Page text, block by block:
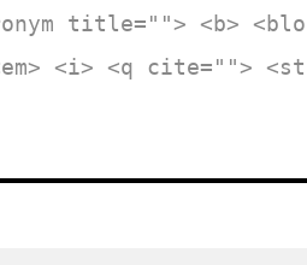
title=""> <b>
<i> <q cite="">